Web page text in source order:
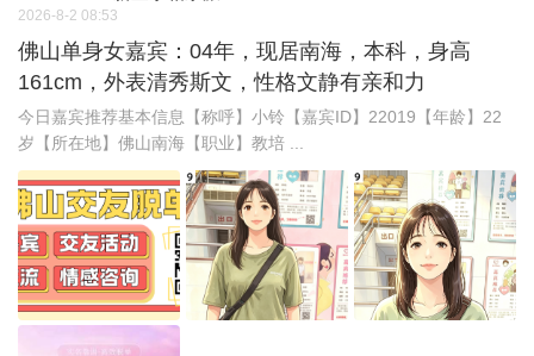
2026-8-2 08:53
佛山单身女嘉宾：04年，现居南海，本科，身高
161cm，外表清秀斯文，性格文静有亲和力
今日嘉宾推荐基本信息【称呼】小铃【嘉宾ID】22019【年龄】22
岁【所在地】佛山南海【职业】教培 ...